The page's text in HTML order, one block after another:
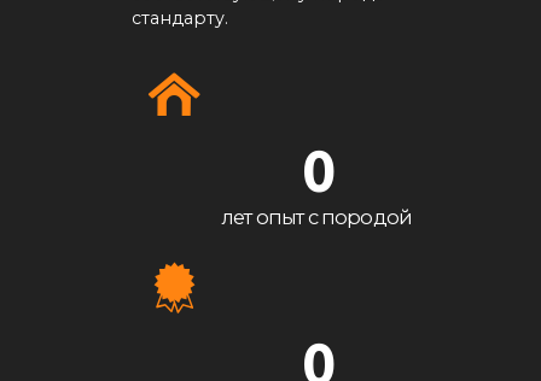
стандарту.
0
лет опыт с породой
0